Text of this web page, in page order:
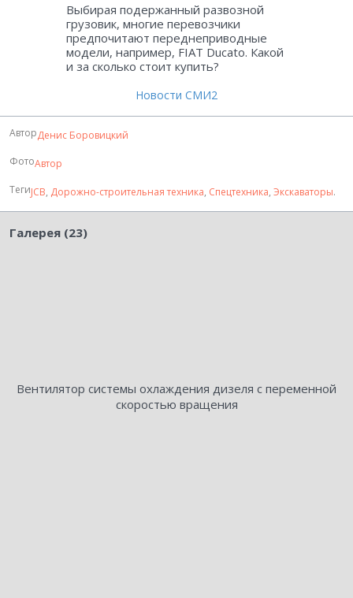
Выбирая подержанный развозной
грузовик, многие перевозчики
предпочитают переднеприводные
модели, например, FIAT Ducato. Какой
и за сколько стоит купить?
Новости СМИ2
АвторДенис Боровицкий
ФотоАвтор
ТегиJCB, Дорожно-строительная техника, Спецтехника, Экскаваторы.
Галерея (23)
Вентилятор системы охлаждения дизеля с переменной
скоростью вращения